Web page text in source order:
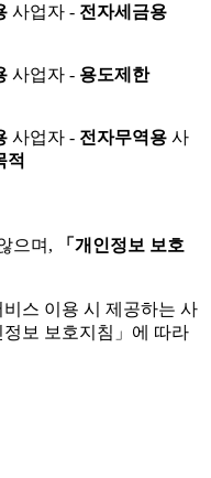
사업자 - 전자세금용
사업자 - 용도제한
사업자 - 전자무역용 사
적
으며,
「개인정보 보호
스 이용 시 제공하는 사
보 보호지침」에 따라